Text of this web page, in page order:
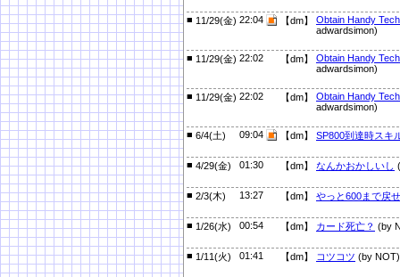
■ 11/29(金) 22:04 【dm】 Obtain Handy
adwardsimon)
■ 11/29(金) 22:02 【dm】 Obtain Handy
adwardsimon)
■ 11/29(金) 22:02 【dm】 Obtain Handy
adwardsimon)
■ 6/4(土) 09:04 【dm】 SP800到達時スキ
■ 4/29(金) 01:30 【dm】 なんかおかしいし
■ 2/3(木) 13:27 【dm】 やっと600まで戻
■ 1/26(水) 00:54 【dm】 カード死亡？ (by
■ 1/11(火) 01:41 【dm】 コツコツ (by NOT)